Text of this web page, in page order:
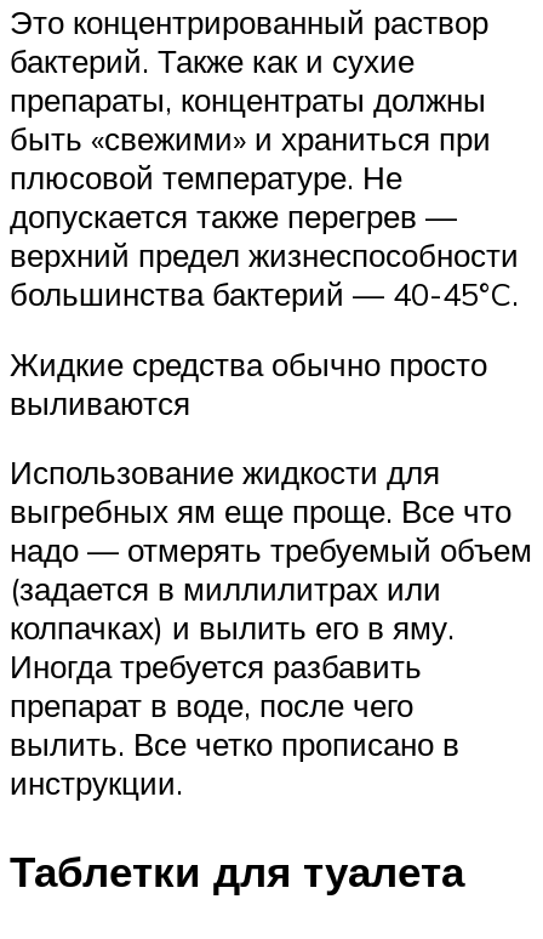
Это концентрированный раствор
бактерий. Также как и сухие
препараты, концентраты должны
быть «свежими» и храниться при
плюсовой температуре. Не
допускается также перегрев —
верхний предел жизнеспособности
большинства бактерий — 40-45°C.
Жидкие средства обычно просто
выливаются
Использование жидкости для
выгребных ям еще проще. Все что
надо — отмерять требуемый объем
(задается в миллилитрах или
колпачках) и вылить его в яму.
Иногда требуется разбавить
препарат в воде, после чего
вылить. Все четко прописано в
инструкции.
Таблетки для туалета